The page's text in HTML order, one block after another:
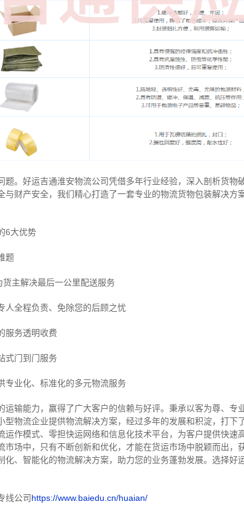
。好运吉通淮安物流公司凭借多年行业经验，深入剖析货物
财产安全，我们精心打造了一套专业的物流货物包装解决方
6大优势
题
主解决最后一公里配送服务
人全程负责、免除您的后顾之忧
服务透明收费
式门到门服务
专业化、标准化的多元物流服务
输能力，赢得了广大客户的信赖与好评。 秉承以客为尊、专
物流企业提供物流解决方案，经过多年的发展和积淀，打下
作模式、零担快运网络和信息化技术平台，为客户提供快速
市场中，只有不断创新和优化，才能在货运市场中脱颖而出，
、智能化的物流解决方案，助力您的业务蓬勃发展。选择好
线公司https://www.baiedu.cn/huaian/